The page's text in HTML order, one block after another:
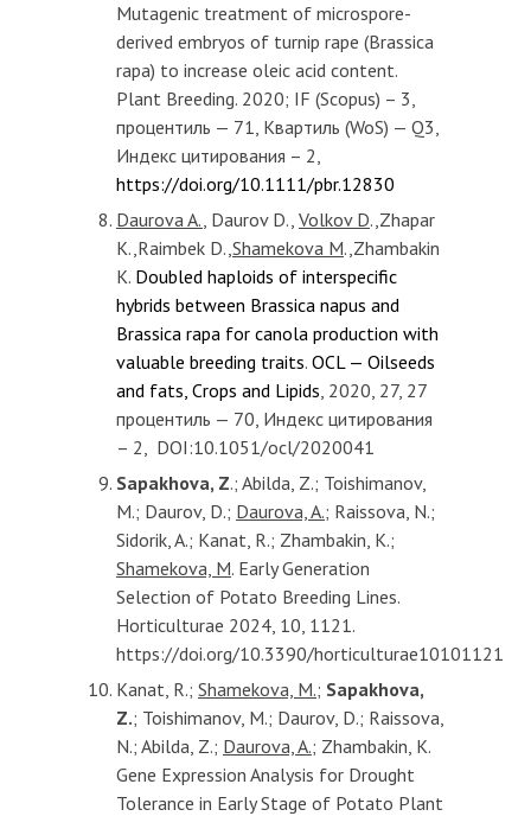
Mutagenic treatment of microspore-
derived embryos of turnip rape (Brassica
rapa) to increase oleic acid content.
Plant Breeding. 2020; IF (Scopus) – 3,
процентиль — 71, Квартиль (WoS) — Q3,
Индекс цитирования – 2,
https://doi.org/10.1111/pbr.12830
Daurova A., Daurov D., Volkov D.,Zhapar
K.,Raimbek D.,Shamekova M.,Zhambakin
K. Doubled haploids of interspecific
hybrids between Brassica napus and
Brassica rapa for canola production with
valuable breeding traits. OCL — Oilseeds
and fats, Crops and Lipids, 2020, 27, 27
процентиль — 70, Индекс цитирования
– 2, DOI:10.1051/ocl/2020041
Sapakhova, Z.; Abilda, Z.; Toishimanov,
M.; Daurov, D.; Daurova, A.; Raissova, N.;
Sidorik, A.; Kanat, R.; Zhambakin, K.;
Shamekova, M. Early Generation
Selection of Potato Breeding Lines.
Horticulturae 2024, 10, 1121.
https://doi.org/10.3390/horticulturae10101121
Kanat, R.; Shamekova, M.; Sapakhova,
Z.; Toishimanov, M.; Daurov, D.; Raissova,
N.; Abilda, Z.; Daurova, A.; Zhambakin, K.
Gene Expression Analysis for Drought
Tolerance in Early Stage of Potato Plant